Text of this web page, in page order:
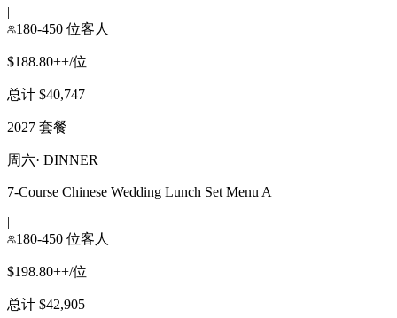
|
180-450 位客人
$188.80++/位
总计 $40,747
2027 套餐
周六· DINNER
7-Course Chinese Wedding Lunch Set Menu A
|
180-450 位客人
$198.80++/位
总计 $42,905